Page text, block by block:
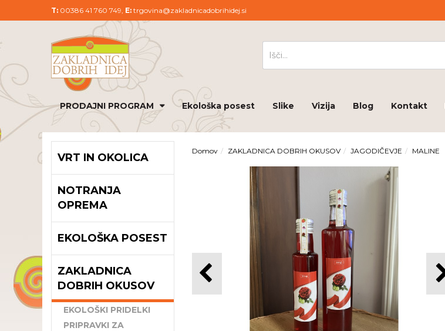
T: 00386 41 760 749, E: trgovina@zakladnicadobrihidej.si
PRODAJNI PROGRAM Ekološka posest Slike Vizija Blog Kontakt
VRT IN OKOLICA
NOTRANJA
OPREMA
EKOLOŠKA POSEST
ZAKLADNICA
DOBRIH OKUSOV
EKOLOŠKI PRIDELKI
PRIPRAVKI ZA
Domov ZAKLADNICA DOBRIH OKUSOV JAGODIČEVJE MALINE